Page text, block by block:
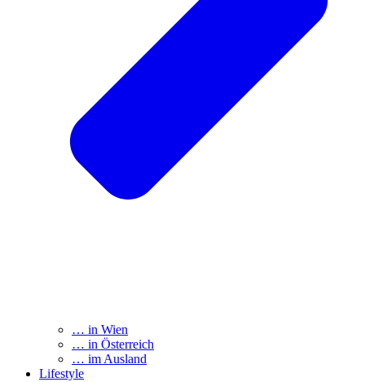
… in Wien
… in Österreich
… im Ausland
Lifestyle